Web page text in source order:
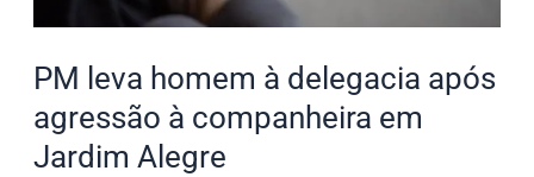
PM leva homem à delegacia após
agressão à companheira em
Jardim Alegre
companheira
em
Jardim
Alegre